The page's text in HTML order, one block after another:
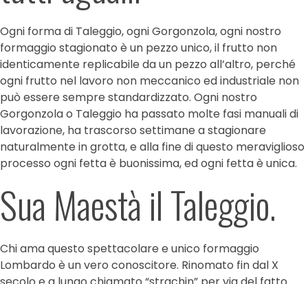
Ogni forma di Taleggio, ogni Gorgonzola, ogni nostro
formaggio stagionato è un pezzo unico, il frutto non
identicamente replicabile da un pezzo all’altro, perché
ogni frutto nel lavoro non meccanico ed industriale non
può essere sempre standardizzato. Ogni nostro
Gorgonzola o Taleggio ha passato molte fasi manuali di
lavorazione, ha trascorso settimane a stagionare
naturalmente in grotta, e alla fine di questo meraviglioso
processo ogni fetta è buonissima, ed ogni fetta è unica.
Sua Maestà il Taleggio.
Chi ama questo spettacolare e unico formaggio
Lombardo è un vero conoscitore. Rinomato fin dal X